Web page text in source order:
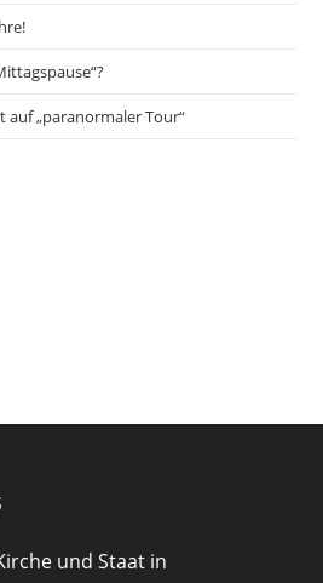
auf „paranormaler Tour“
und Staat in